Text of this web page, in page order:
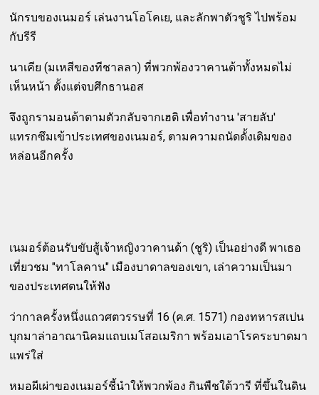
นักรบของเนมอร์ เล่นงานโอโคเย, และลักพาตัวชูริ ไปพร้อม
กับรีรี
นาเคีย (มเหสีของทีชาลลา) ที่พวกพ้องวาคานด้าทั้งหมดไม่
เห็นหน้า ตั้งแต่จบศึกธานอส
จึงถูกรามอนด้าตามตัวกลับจากเฮติ เพื่อทำงาน 'สายลับ'
แทรกซึมเข้าประเทศของเนมอร์, ตามความถนัดดั้งเดิมของ
หล่อนอีกครั้ง
เนมอร์ต้อนรับขับสู้เจ้าหญิงวาคานด้า (ชูริ) เป็นอย่างดี พาเธอ
เที่ยวชม "ทาโลคาน" เมืองบาดาลของเขา, เล่าความเป็นมา
ของประเทศตนให้ฟัง
ว่ากาลครั้งหนึ่งแถวศตวรรษที่ 16 (ค.ศ. 1571) กองทหารสเปน
บุกมาล่าอาณานิคมแถบเมโสอเมริกา พร้อมเอาโรคระบาดมา
แพร่ใส่
หมอผีเผ่าของเนมอร์ชี้นำให้พวกพ้อง กินพืชใต้วารี ที่ขึ้นในดิน